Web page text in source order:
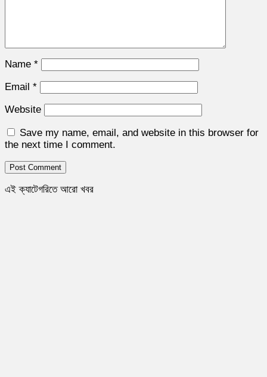
Name *
Email *
Website
Save my name, email, and website in this browser for
the next time I comment.
এই ক্যাটেগরিতে আরো খবর